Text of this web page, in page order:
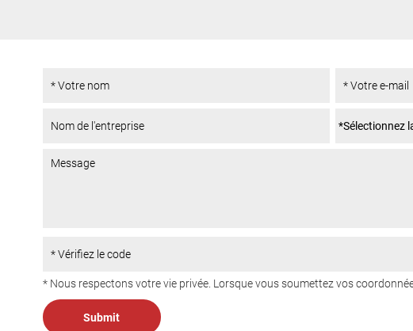
* Nous respectons votre vie privée. Lorsque vous soumettez vos